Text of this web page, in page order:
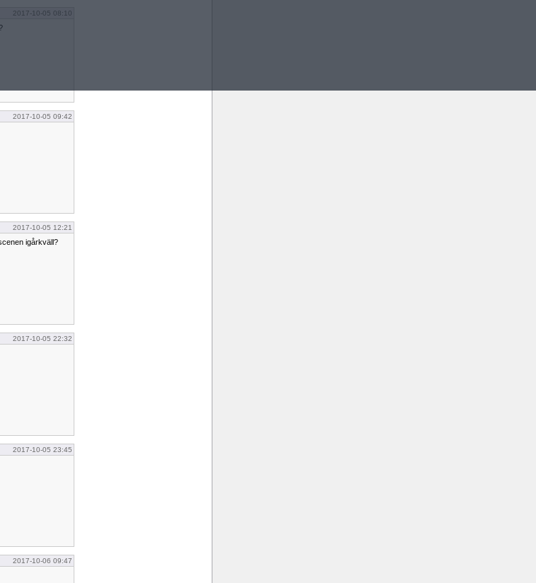
2017-10-05 08:10
2017-10-05 09:42
2017-10-05 12:21
igårkväll?
2017-10-05 22:32
2017-10-05 23:45
2017-10-06 09:47